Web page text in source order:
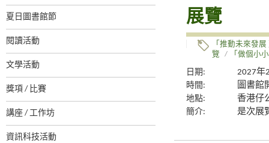
夏日圖書館節
閱讀活動
文學活動
獎項 / 比賽
講座 / 工作坊
資訊科技活動
展覽
「推動未來發
覽
/ 「做個小
日期:
2027年
時間:
圖書館
地點:
香港仔
簡介:
是次展